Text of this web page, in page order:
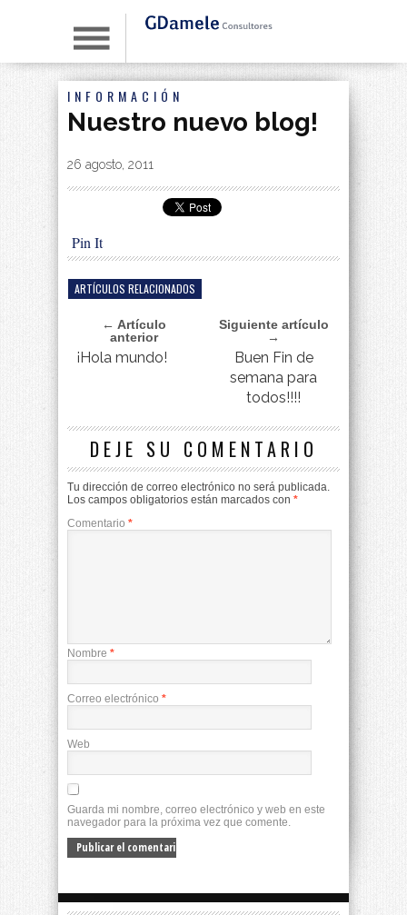
INFORMACIÓN
Nuestro nuevo blog!
By|
26 agosto, 2011
Pin It
ARTÍCULOS RELACIONADOS
← Artículo
anterior
¡Hola mundo!
Siguiente artículo
→
Buen Fin de
semana para
todos!!!!
DEJE SU COMENTARIO
Tu dirección de correo electrónico no será publicada.
Los campos obligatorios están marcados con *
Comentario *
Nombre *
Correo electrónico *
Web
Guarda mi nombre, correo electrónico y web en este
navegador para la próxima vez que comente.